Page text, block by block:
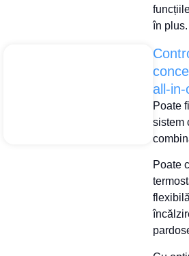
în plus.
all-in-
Poate
sistem
Poate